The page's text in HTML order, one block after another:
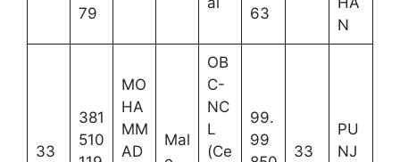
79
63
N
33
381
510
MO
HA
MM
AD
Mal
OB
C-
NC
L
(Ce
99.
99
33
PU
NJ